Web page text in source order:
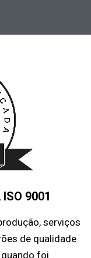
9001
serviços
de qualidade
quando foi